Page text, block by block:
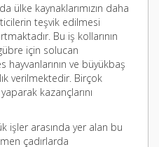
ülke kaynaklarımızın daha
teşvik edilmesi
Bu iş kollarının
için solucan
hayvanlarının ve büyükbaş
verilmektedir. Birçok
kazançlarını
işler arasında yer alan bu
çadırlarda